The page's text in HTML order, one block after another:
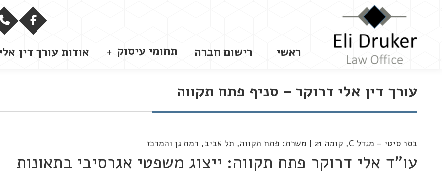
ראשי רישום חברה תחומי עיסוק אודות עורך דין
עורך דין אלי דרוקר – סניף פתח תקווה
בסר סיטי – מגדל C, קומה 21 | משרת: פתח תקווה, תל אביב, רמת גן והמרכז
עו"ד אלי דרוקר פתח תקווה: ייצוג משפטי אגרסיבי בתאונות